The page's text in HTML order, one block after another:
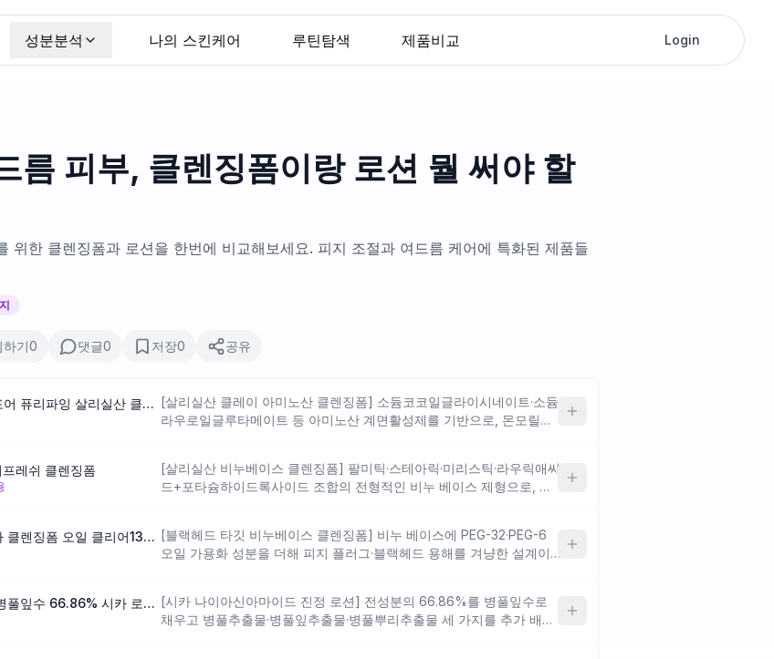
성분분석 나의 스킨케어 루틴탐색 제품비교 Login
름 피부, 클렌징폼이랑 로션 뭘 써야 할
위한 클렌징폼과 로션을 한번에 비교해보세요. 피지 조절과 여드름 케어에 특화된 제품들
하기0 댓글0 저장0 공유
[여드름기능성/피지케어] 주미소 포어 퓨리파잉 살리실산 클렌징폼 120g 기획 (+20g) [살리실산 클레이 아미노산 클렌징폼] 소듐코코일글라이시네이트·소듐
라우로일글루타메이트 등 아미노산 계면활성제를 기반으로, 몬모릴로
성 여드름 피부에 피지·모공 케어 목적으로 잘 맞는 설계이나, 클레이
+BHA 조합 특성상 자주 사용하면 건조감이 생길 수 있어 사용 빈도 조
레쉬 클렌징폼
[살리실산 비누베이스 클렌징폼] 팔미틱·스테아릭·미리스틱·라우릭애씨
드+포타슘하이드록사이드 조합의 전형적인 비누 베이스 제형으로, 세
만, 지성 여드름 피부라도 장벽이 약해진 상태라면 비누 베이스 특성상
자극이 느껴질 수 있어요.
[블랙헤드개선만족100%] 비페스타 클렌징폼 오일 클리어130g (민감지성) [블랙헤드 타깃 비누베이스 클렌징폼] 비누 베이스에 PEG-32·PEG-6
오일 가용화 성분을 더해 피지 플러그·블랙헤드 용해를 겨냥한 설계이
에는 설계 방향이 맞지만, 활성 여드름 케어에 대한 성분적 뒷받침은 상
대적으로 약한 편이에요.
[여드름/진정케어] 포엘리에 옴므 병풀잎수 66.86% 시카 로션 145ml [시카 나이아신아마이드 진정 로션] 전성분의 66.86%를 병풀잎수로
채우고 병풀추출물·병풀잎추출물·병풀뿌리추출물 세 가지를 추가 배합